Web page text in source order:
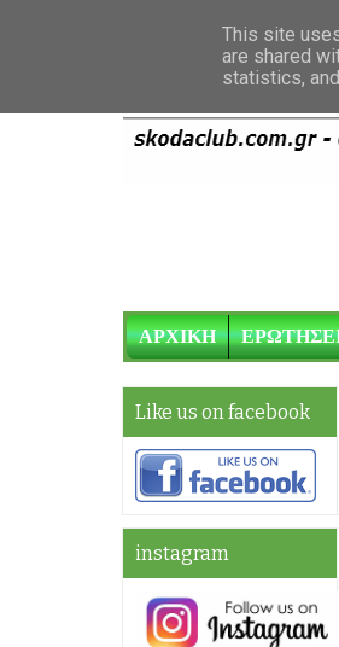
ΑΡΧΙΚΗ
Like us on facebook
instagram
This site
are shared
statistics,